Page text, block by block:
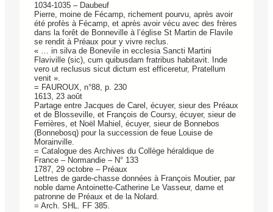
1034-1035 – Daubeuf
Pierre, moine de Fécamp, richement pourvu, après avoir
été profès à Fécamp, et après avoir vécu avec des frères
dans la forêt de Bonneville à l’église St Martin de Flavile
se rendit à Préaux pour y vivre reclus.
« … in silva de Bonevile in ecclesia Sancti Martini
Flaviville (sic), cum quibusdam fratribus habitavit. Inde
vero ut reclusus sicut dictum est efficeretur, Pratellum
venit ».
= FAUROUX, n°88, p. 230
1613, 23 août
Partage entre Jacques de Carel, écuyer, sieur des Préaux
et de Blosseville, et François de Coursy, écuyer, sieur de
Ferrières, et Noël Mahiel, écuyer, sieur de Bonnebos
(Bonnebosq) pour la succession de feue Louise de
Morainville.
= Catalogue des Archives du Collège héraldique de
France – Normandie – N° 133
1787, 29 octobre – Préaux
Lettres de garde-chasse données à François Moutier, par
noble dame Antoinette-Catherine Le Vasseur, dame et
patronne de Préaux et de la Nolard.
= Arch. SHL. FF 385.